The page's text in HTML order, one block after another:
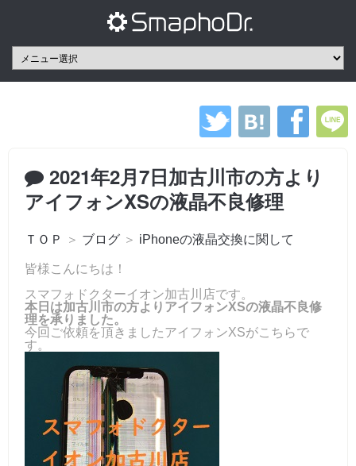
2021年2月7日加古川市の方より
アイフォンXSの液晶不良修理
ＴＯＰ ＞ ブログ ＞ iPhoneの液晶交換に関して
皆様こんにちは！
スマフォドクターイオン加古川店です。
本日は加古川市の方よりアイフォンXSの液晶不良修
理を承りました。
今回ご依頼を頂きましたアイフォンXSがこちらで
す。